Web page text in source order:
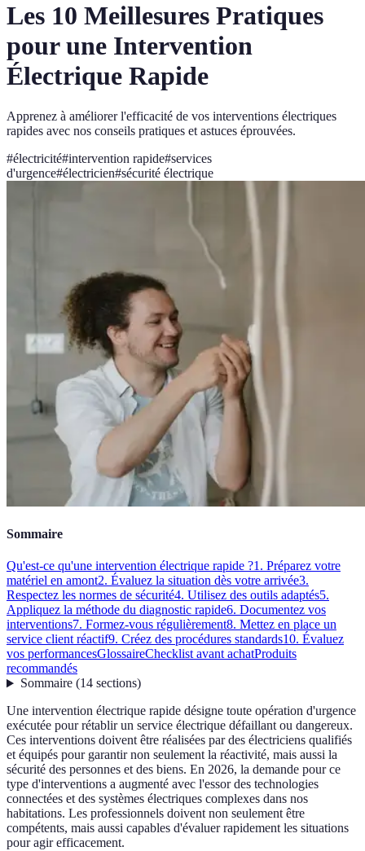
Les 10 Meillesures Pratiques
pour une Intervention
Électrique Rapide
Apprenez à améliorer l'efficacité de vos interventions électriques
rapides avec nos conseils pratiques et astuces éprouvées.
#électricité#intervention rapide#services
d'urgence#électricien#sécurité électrique
Sommaire
Qu'est-ce qu'une intervention électrique rapide ?1. Préparez votre
matériel en amont2. Évaluez la situation dès votre arrivée3.
Respectez les normes de sécurité4. Utilisez des outils adaptés5.
Appliquez la méthode du diagnostic rapide6. Documentez vos
interventions7. Formez-vous régulièrement8. Mettez en place un
service client réactif9. Créez des procédures standards10. Évaluez
vos performancesGlossaireChecklist avant achatProduits
recommandés
Sommaire(14 sections)
Une intervention électrique rapide désigne toute opération d'urgence
exécutée pour rétablir un service électrique défaillant ou dangereux.
Ces interventions doivent être réalisées par des électriciens qualifiés
et équipés pour garantir non seulement la réactivité, mais aussi la
sécurité des personnes et des biens. En 2026, la demande pour ce
type d'interventions a augmenté avec l'essor des technologies
connectées et des systèmes électriques complexes dans nos
habitations. Les professionnels doivent non seulement être
compétents, mais aussi capables d'évaluer rapidement les situations
pour agir efficacement.